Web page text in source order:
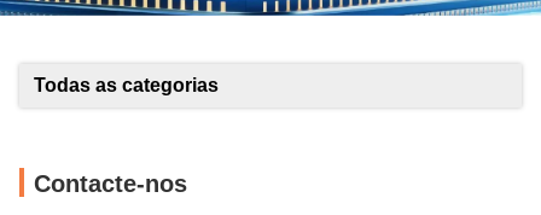
Todas as categorias
Contacte-nos